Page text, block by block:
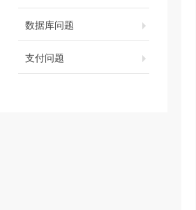
数据库问题
支付问题